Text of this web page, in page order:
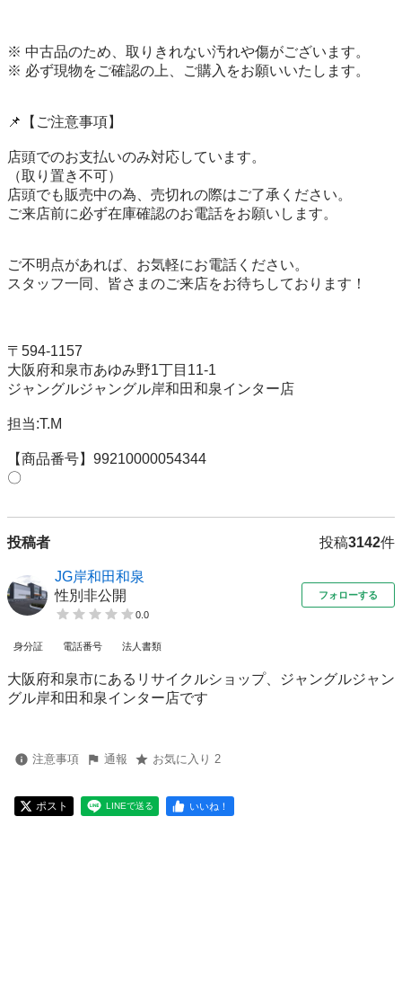
※ 中古品のため、取りきれない汚れや傷がございます。
※ 必ず現物をご確認の上、ご購入をお願いいたします。
📌【ご注意事項】
店頭でのお支払いのみ対応しています。
（取り置き不可）
店頭でも販売中の為、売切れの際はご了承ください。
ご来店前に必ず在庫確認のお電話をお願いします。
ご不明点があれば、お気軽にお電話ください。
スタッフ一同、皆さまのご来店をお待ちしております！
〒594-1157
大阪府和泉市あゆみ野1丁目11-1
ジャングルジャングル岸和田和泉インター店
担当:T.M
【商品番号】99210000054344
〇
投稿者 投稿3142件
JG岸和田和泉
性別非公開
0.0
フォローする
身分証 電話番号 法人書類
大阪府和泉市にあるリサイクルショップ、ジャングルジャン
グル岸和田和泉インター店です
注意事項 通報 お気に入り 2
ポスト LINEで送る いいね！